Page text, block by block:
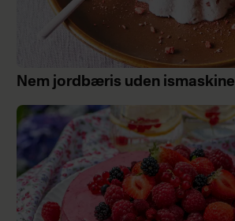
Nem jordbæris uden ismaskine